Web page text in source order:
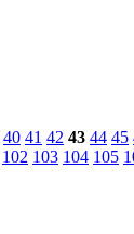
40 41 42 43 44 45
102 103 104 105